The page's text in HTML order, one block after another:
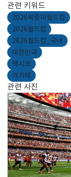
관련 키워드
2026북중미월드컵
2026월드컵
2026월드컵_국내
대한민국
멕시코
아기레
관련 사진